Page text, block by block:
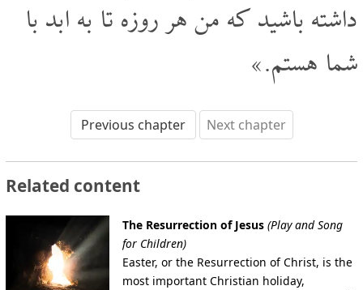
داشته باشید که من هر روزه تا به ابد با
شما هستم.»
Previous chapter Next chapter
Related content
The Resurrection of Jesus (Play and Song
for Children)
Easter, or the Resurrection of Christ, is the
most important Christian holiday,